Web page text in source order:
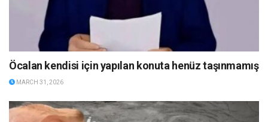
Öcalan kendisi için yapılan konuta henüz taşınmamış
MARCH 31, 2026